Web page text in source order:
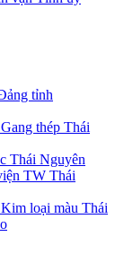
tỉnh
thép Thái
Thái Nguyên
TW Thái
loại màu Thái